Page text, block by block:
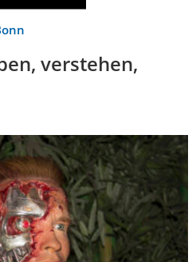
verstehen,